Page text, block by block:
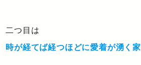
二つ目は
時が経てば経つほどに愛着が湧く家